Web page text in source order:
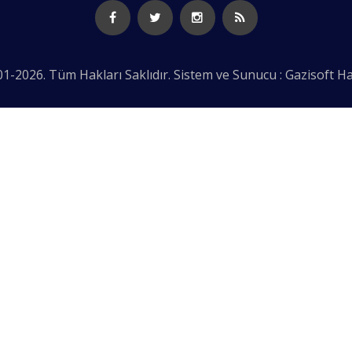
2026. Tüm Hakları Saklıdır. Sistem ve Sunucu : Gazisoft